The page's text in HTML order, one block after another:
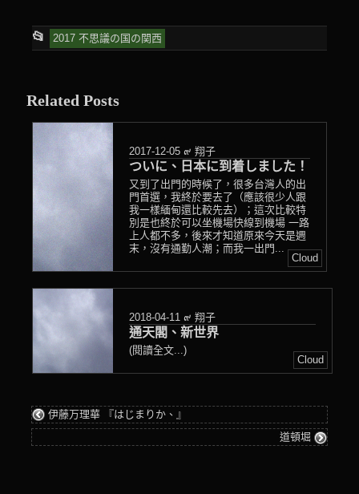
📂
This
posted
in
2017 不思議の国の関西
Related Posts
2017-12-05 ๙ 翔子
ついに、日本に到着しました！
又到了出門的時候了，很多台灣人的出
門首選，我終於要去了（應該很少人跟
我一樣緬甸還比較先去）；這次比較特
別是也終於可以坐機場快線到機場 一路
上人都不多，後來才知道原來今天是週
末，沒有通勤人潮；而我一出門...
Cloud
2018-04-11 ๙ 翔子
通天閣、新世界
(閱讀全文...)
Cloud
伊藤万理華 『はじまりか、』
道頓堀